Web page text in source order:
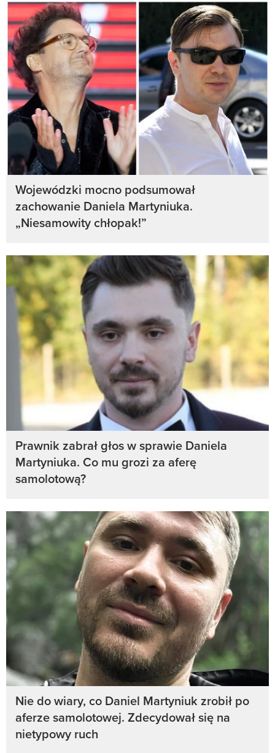
Wojewódzki mocno podsumował
zachowanie Daniela Martyniuka.
„Niesamowity chłopak!”
Prawnik zabrał głos w sprawie Daniela
Martyniuka. Co mu grozi za aferę
samolotową?
Nie do wiary, co Daniel Martyniuk zrobił po
aferze samolotowej. Zdecydował się na
nietypowy ruch